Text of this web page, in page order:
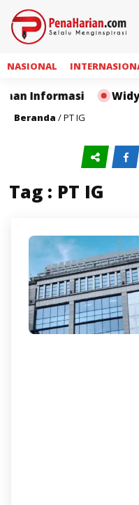
NASIONAL
Informasi Widya
Beranda /PT IG
Tag : PT IG